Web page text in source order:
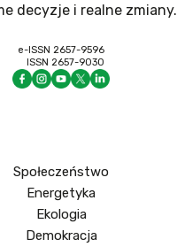
decyzje i realne zmiany.
e-ISSN 2657-9596
ISSN 2657-9030
Społeczeństwo
Energetyka
Ekologia
Demokracja